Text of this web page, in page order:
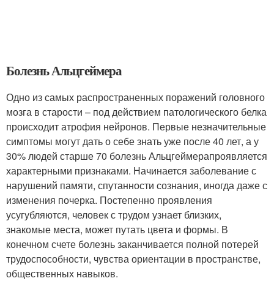
Болезнь Альцгеймера
Одно из самых распространенных поражений головного
мозга в старости – под действием патологического белка
происходит атрофия нейронов. Первые незначительные
симптомы могут дать о себе знать уже после 40 лет, а у
30% людей старше 70 болезнь Альцгеймерапроявляется
характерными признаками. Начинается заболевание с
нарушений памяти, спутанности сознания, иногда даже с
изменения почерка. Постепенно проявления
усугубляются, человек с трудом узнает близких,
знакомые места, может путать цвета и формы. В
конечном счете болезнь заканчивается полной потерей
трудоспособности, чувства ориентации в пространстве,
общественных навыков.